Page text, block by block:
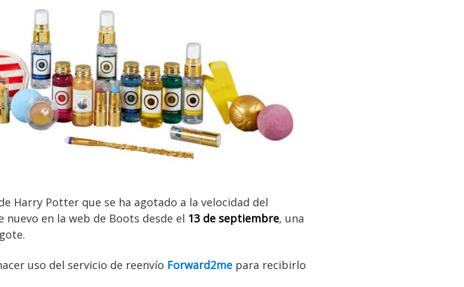
Harry Potter que se ha agotado a la velocidad del
nuevo en la web de Boots desde el 13 de septiembre, una
uso del servicio de reenvío Forward2me para recibirlo